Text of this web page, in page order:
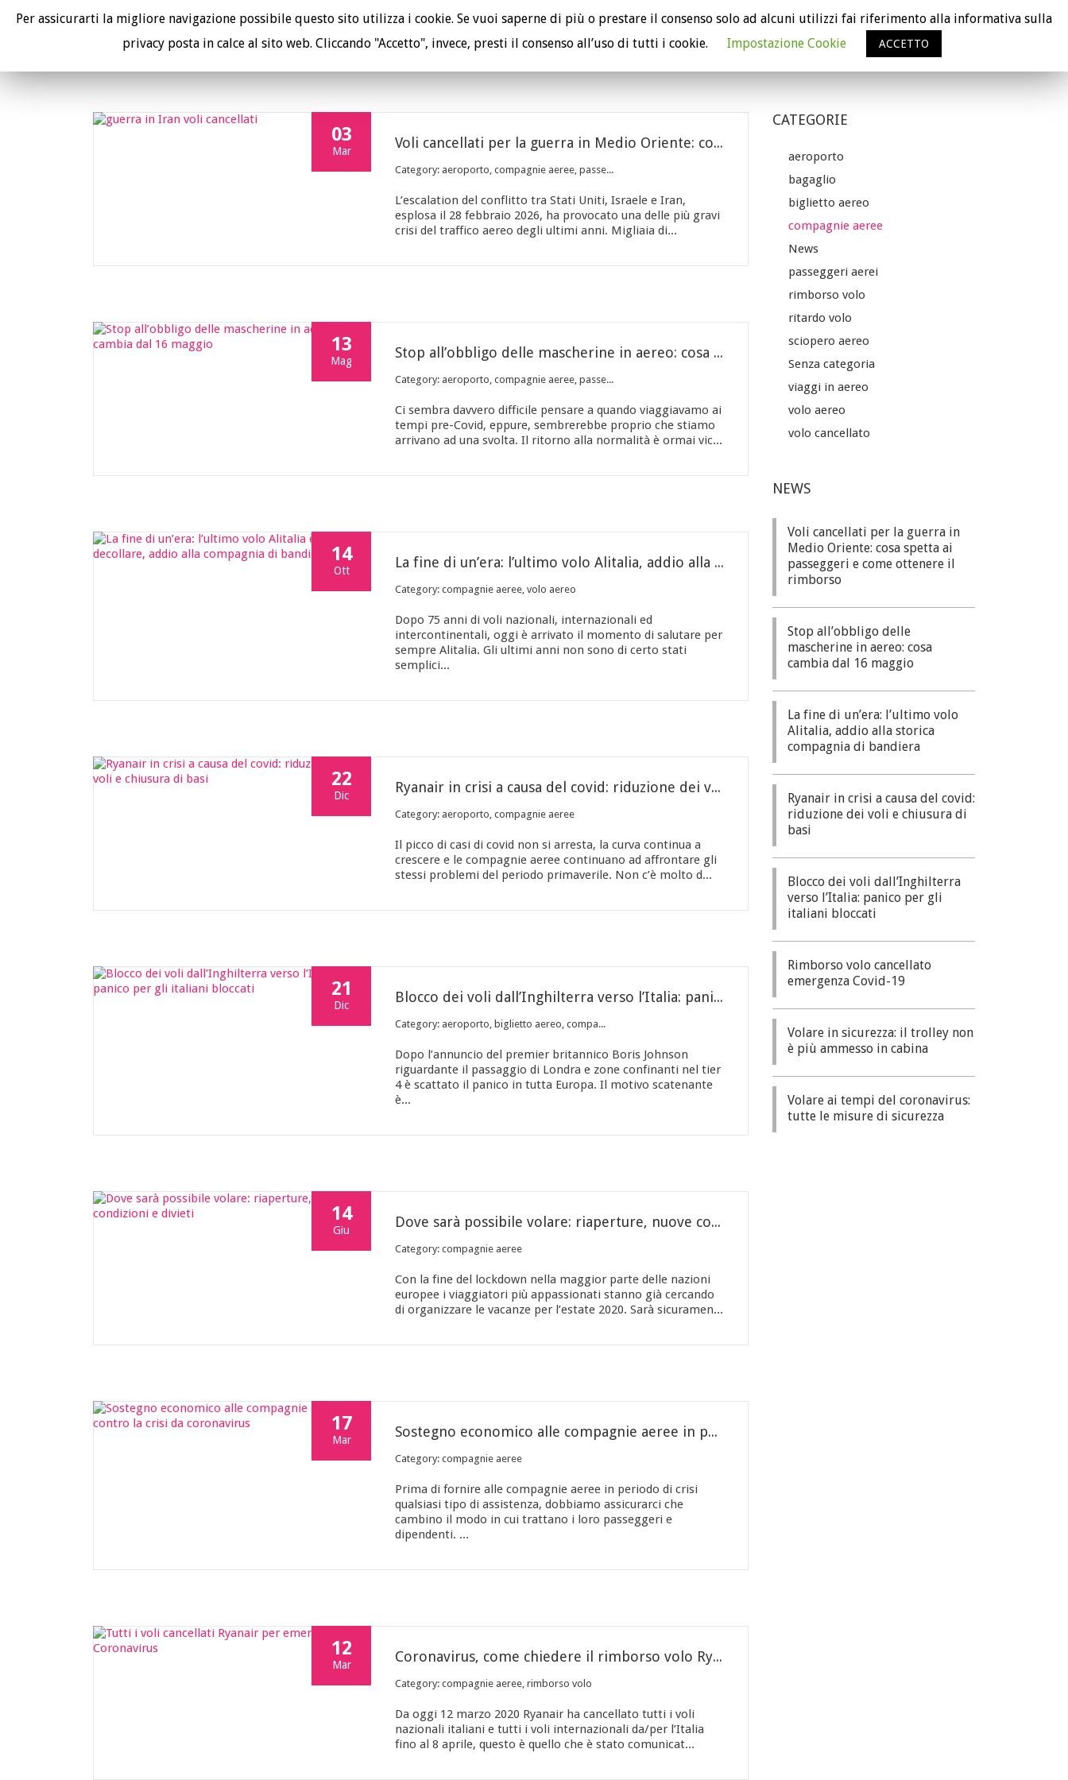
I tuoi avvocati contro le compagnie aeree. VERIFICA IL RISARCIMENTO
CHI SIAMO
03
Mar Voli cancellati per la guerra in Medio Oriente: cosa spetta ai passeggeri e come ottenere il rimborso
Category: aeroporto, compagnie aeree, passe...
L’escalation del conflitto tra Stati Uniti, Israele e Iran,
esplosa il 28 febbraio 2026, ha provocato una delle più gravi
crisi del traffico aereo degli ultimi anni. Migliaia di...
13
Mag Stop all’obbligo delle mascherine in aereo: cosa cambia dal 16 maggio
Category: aeroporto, compagnie aeree, passe...
Ci sembra davvero difficile pensare a quando viaggiavamo ai
tempi pre-Covid, eppure, sembrerebbe proprio che stiamo
arrivano ad una svolta. Il ritorno alla normalità è ormai vic...
14
Ott La fine di un’era: l’ultimo volo Alitalia, addio alla storica compagnia di bandiera
Category: compagnie aeree, volo aereo
Dopo 75 anni di voli nazionali, internazionali ed
intercontinentali, oggi è arrivato il momento di salutare per
sempre Alitalia. Gli ultimi anni non sono di certo stati
semplici...
22
Dic Ryanair in crisi a causa del covid: riduzione dei voli e chiusura di basi
Category: aeroporto, compagnie aeree
Il picco di casi di covid non si arresta, la curva continua a
crescere e le compagnie aeree continuano ad affrontare gli
stessi problemi del periodo primaverile. Non c’è molto d...
21
Dic Blocco dei voli dall’Inghilterra verso l’Italia: panico per gli italiani bloccati
Category: aeroporto, biglietto aereo, compa...
Dopo l’annuncio del premier britannico Boris Johnson
riguardante il passaggio di Londra e zone confinanti nel tier
4 è scattato il panico in tutta Europa. Il motivo scatenante
è...
14
Giu Dove sarà possibile volare: riaperture, nuove condizioni e divieti
Category: compagnie aeree
Con la fine del lockdown nella maggior parte delle nazioni
europee i viaggiatori più appassionati stanno già cercando
di organizzare le vacanze per l’estate 2020. Sarà sicuramen...
17
Mar Sostegno economico alle compagnie aeree in periodo di crisi? No Grazie.
Category: compagnie aeree
Prima di fornire alle compagnie aeree in periodo di crisi
qualsiasi tipo di assistenza, dobbiamo assicurarci che
cambino il modo in cui trattano i loro passeggeri e
dipendenti. ...
12
Mar Coronavirus, come chiedere il rimborso volo Ryanair
Category: compagnie aeree, rimborso volo
Da oggi 12 marzo 2020 Ryanair ha cancellato tutti i voli
nazionali italiani e tutti i voli internazionali da/per l’Italia
fino al 8 aprile, questo è quello che è stato comunicat...
CATEGORIE
aeroporto
bagaglio
biglietto aereo
compagnie aeree
News
passeggeri aerei
rimborso volo
ritardo volo
sciopero aereo
Senza categoria
viaggi in aereo
volo aereo
volo cancellato
NEWS
Voli cancellati per la guerra in
Medio Oriente: cosa spetta ai
passeggeri e come ottenere il
rimborso
Stop all’obbligo delle
mascherine in aereo: cosa
cambia dal 16 maggio
La fine di un’era: l’ultimo volo
Alitalia, addio alla storica
compagnia di bandiera
Ryanair in crisi a causa del covid:
riduzione dei voli e chiusura di
basi
Blocco dei voli dall’Inghilterra
verso l’Italia: panico per gli
italiani bloccati
Rimborso volo cancellato
emergenza Covid-19
Volare in sicurezza: il trolley non
è più ammesso in cabina
Volare ai tempi del coronavirus:
tutte le misure di sicurezza
Per assicurarti la migliore navigazione possibile questo sito utilizza i cookie. Se vuoi saperne di più o prestare il consenso solo ad alcuni utilizzi fai riferimento alla informativa sulla
privacy posta in calce al sito web. Cliccando "Accetto", invece, presti il consenso all’uso di tutti i cookie.
Impostazione Cookie ACCETTO